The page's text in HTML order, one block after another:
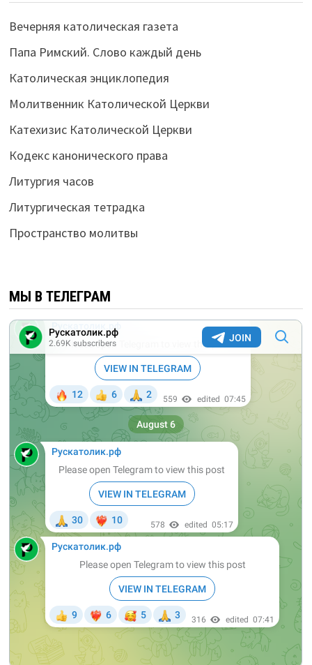
Вечерняя католическая газета
Папа Римский. Слово каждый день
Католическая энциклопедия
Молитвенник Католической Церкви
Катехизис Католической Церкви
Кодекс канонического права
Литургия часов
Литургическая тетрадка
Пространство молитвы
МЫ В ТЕЛЕГРАМ